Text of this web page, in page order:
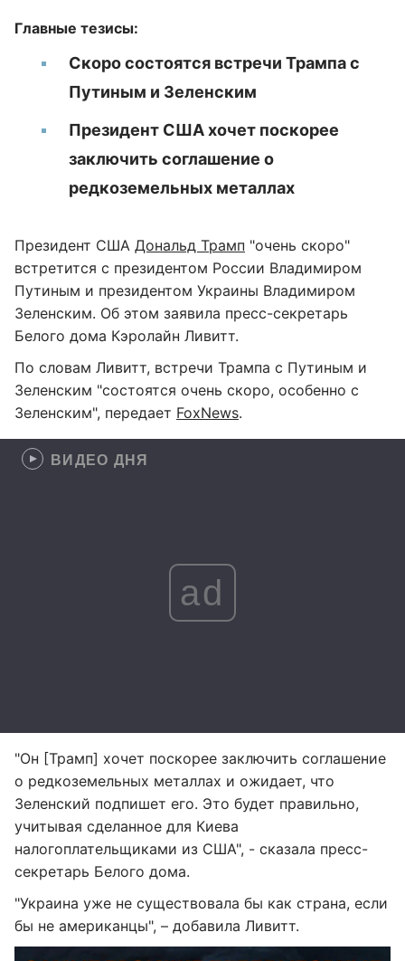
Главные тезисы:
Скоро состоятся встречи Трампа с
Путиным и Зеленским
Президент США хочет поскорее
заключить соглашение о
редкоземельных металлах
Президент США Дональд Трамп "очень скоро"
встретится с президентом России Владимиром
Путиным и президентом Украины Владимиром
Зеленским. Об этом заявила пресс-секретарь
Белого дома Кэролайн Ливитт.
По словам Ливитт, встречи Трампа с Путиным и
Зеленским "состоятся очень скоро, особенно с
Зеленским", передает FoxNews.
ВИДЕО ДНЯ
ad
"Он [Трамп] хочет поскорее заключить соглашение
о редкоземельных металлах и ожидает, что
Зеленский подпишет его. Это будет правильно,
учитывая сделанное для Киева
налогоплательщиками из США", - сказала пресс-
секретарь Белого дома.
"Украина уже не существовала бы как страна, если
бы не американцы", – добавила Ливитт.